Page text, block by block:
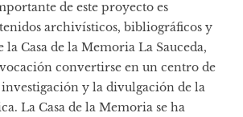
de este proyecto es
archivísticos, bibliográficos y
la Casa de la Memoria La Sauceda,
convertirse en un centro de
y la divulgación de la
La Casa de la Memoria se ha